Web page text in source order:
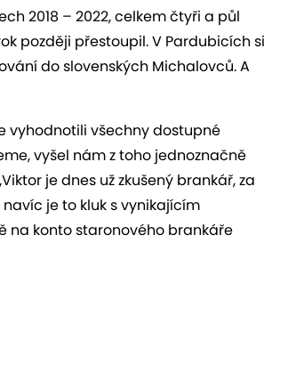
2018 – 2022, celkem čtyři a půl
později přestoupil. V Pardubicích si
do slovenských Michalovců. A
vyhodnotili všechny dostupné
vyšel nám z toho jednoznačně
je dnes už zkušený brankář, za
je to kluk s vynikajícím
na konto staronového brankáře